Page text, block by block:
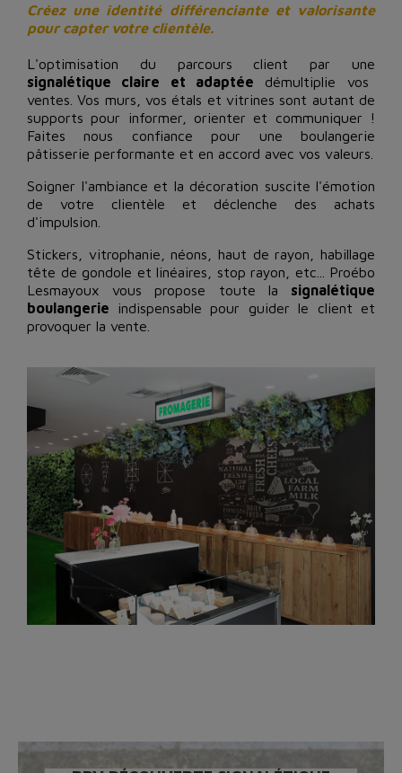
Créez une identité différenciante et valorisante
pour capter votre clientèle.
L'optimisation du parcours client par une
signalétique claire et adaptée démultiplie vos
ventes. Vos murs, vos étals et vitrines sont autant de
supports pour informer, orienter et communiquer !
Faites nous confiance pour une boulangerie
pâtisserie performante et en accord avec vos valeurs.
Soigner l'ambiance et la décoration suscite l'émotion
de votre clientèle et déclenche des achats
d'impulsion.
Stickers, vitrophanie, néons, haut de rayon, habillage
tête de gondole et linéaires, stop rayon, etc... Proébo
Lesmayoux vous propose toute la signalétique
boulangerie
indispensable pour guider le client et
provoquer la vente.